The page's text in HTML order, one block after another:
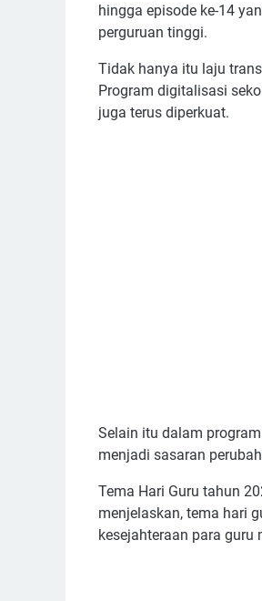
hingga episode ke-14
perguruan tinggi.
Tidak hanya itu laju
Program digitalisasi
juga terus diperkuat.
Selain itu dalam
menjadi sasaran
Tema Hari Guru tahun
menjelaskan, tema hari
kesejahteraan para